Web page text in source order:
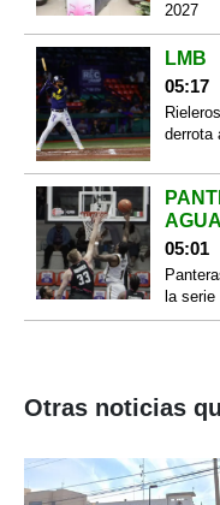
2027
LMB
05:17
derrota
05:01
la serie
Otras noticias